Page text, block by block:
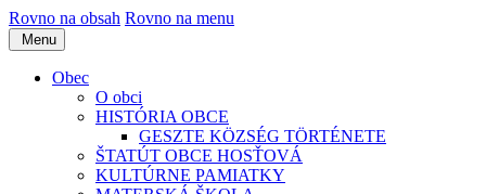
Rovno na obsah Rovno na menu
Menu
Obec
O obci
HISTÓRIA OBCE
GESZTE KÖZSÉG TÖRTÉNETE
ŠTATÚT OBCE HOSŤOVÁ
KULTÚRNE PAMIATKY